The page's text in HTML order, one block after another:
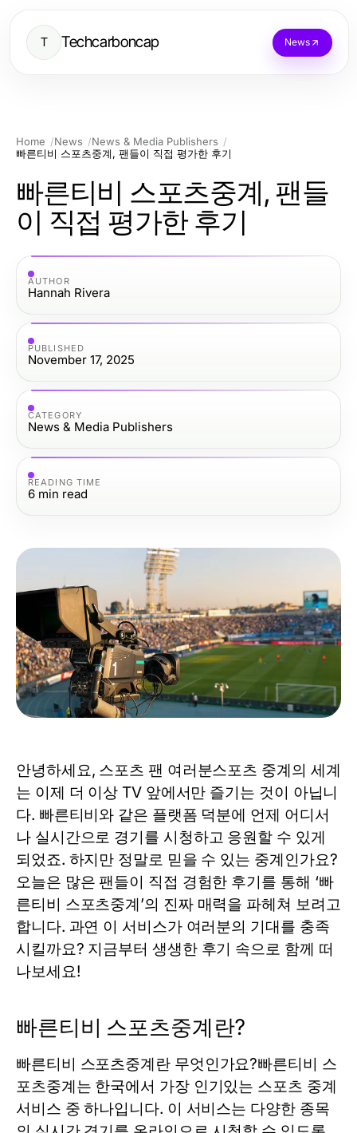
T Techcarboncap News
Home News
News & Media Publishers
빠른티비 스포츠중계, 팬들이 직접 평가한 후기
빠른티비 스포츠중계, 팬들
이 직접 평가한 후기
AUTHOR
Hannah Rivera
PUBLISHED
November 17, 2025
CATEGORY
News & Media Publishers
READING TIME
6 min read
안녕하세요, 스포츠 팬 여러분스포츠 중계의 세계
는 이제 더 이상 TV 앞에서만 즐기는 것이 아닙니
다. 빠른티비와 같은 플랫폼 덕분에 언제 어디서
나 실시간으로 경기를 시청하고 응원할 수 있게
되었죠. 하지만 정말로 믿을 수 있는 중계인가요?
오늘은 많은 팬들이 직접 경험한 후기를 통해 ‘빠
른티비 스포츠중계’의 진짜 매력을 파헤쳐 보려고
합니다. 과연 이 서비스가 여러분의 기대를 충족
시킬까요? 지금부터 생생한 후기 속으로 함께 떠
나보세요!
빠른티비 스포츠중계란?
빠른티비 스포츠중계란 무엇인가요?빠른티비 스
포츠중계는 한국에서 가장 인기있는 스포츠 중계
서비스 중 하나입니다. 이 서비스는 다양한 종목